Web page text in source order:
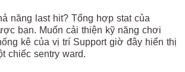
năng last hit? Tổng hợp stat của
bạn. Muốn cải thiện kỹ năng chơi
kê của vị trí Support giờ đây hiển thị
chiếc sentry ward.